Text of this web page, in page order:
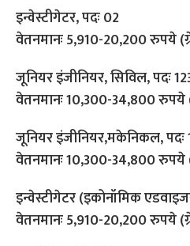
इन्वेस्टीगेटर, पदः 02
वेतनमानः 5,910-20,200 रुपये
जूनियर इंजीनियर, सिविल, पदः
वेतनमानः 10,300-34,800
जूनियर इंजीनियर,मकेनिकल, पदः
वेतनमानः 10,300-34,800
इन्वेस्टीगेटर (इकोनॉमिक
वेतनमानः 5,910-20,200 रुपये